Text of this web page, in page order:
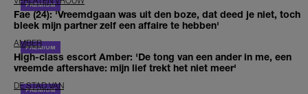
Fae (24): 'Vreemdgaan was uit den boze, dat deed je niet, toch
bleek mijn partner zelf een affaire te hebben'
AMBER
High-class escort Amber: 'De tong van een ander in me, een
vreemde aftershave: mijn lief trekt het niet meer'
DE STAD VAN